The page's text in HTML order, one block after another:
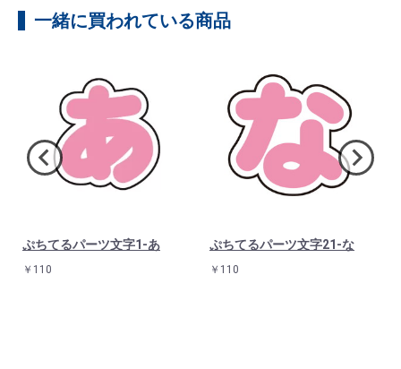
一緒に買われている商品
ぷちてるパーツ文字1-あ
￥110
ぷちてるパーツ文字21-な
￥110